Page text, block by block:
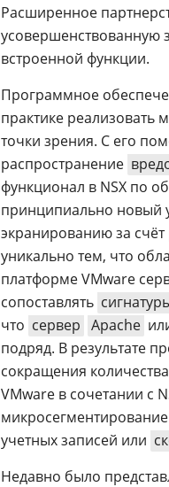
Расширенное
усовершенствованную
встроенной функции.
Программное
практике реализовать
точки зрения. С его
распространение
функционал в NSX по
принципиально новый
экранированию за счёт
уникально тем, что
платформе VMware
сопоставлять
что сервер Apache
подряд. В результате
сокращения
VMware в сочетании с
учетных записей или
Недавно было